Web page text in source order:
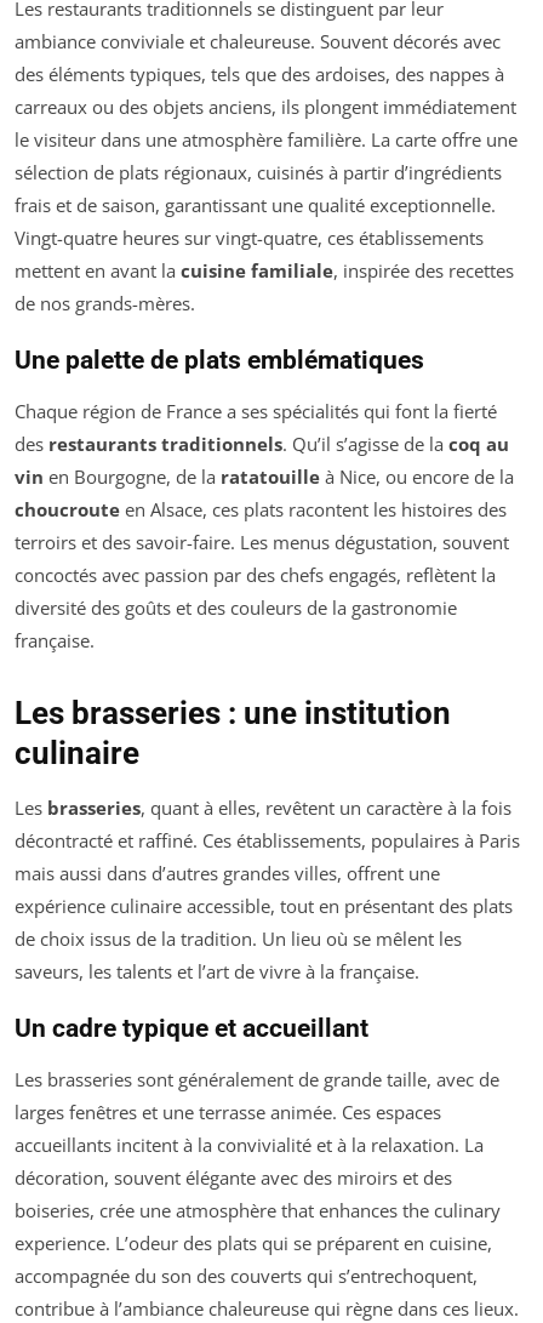
Les restaurants traditionnels se distinguent par leur
ambiance conviviale et chaleureuse. Souvent décorés avec
des éléments typiques, tels que des ardoises, des nappes à
carreaux ou des objets anciens, ils plongent immédiatement
le visiteur dans une atmosphère familière. La carte offre une
sélection de plats régionaux, cuisinés à partir d’ingrédients
frais et de saison, garantissant une qualité exceptionnelle.
Vingt-quatre heures sur vingt-quatre, ces établissements
mettent en avant la cuisine familiale, inspirée des recettes
de nos grands-mères.
Une palette de plats emblématiques
Chaque région de France a ses spécialités qui font la fierté
des restaurants traditionnels. Qu’il s’agisse de la coq au
vin en Bourgogne, de la ratatouille à Nice, ou encore de la
choucroute en Alsace, ces plats racontent les histoires des
terroirs et des savoir-faire. Les menus dégustation, souvent
concoctés avec passion par des chefs engagés, reflètent la
diversité des goûts et des couleurs de la gastronomie
française.
Les brasseries : une institution
culinaire
Les brasseries, quant à elles, revêtent un caractère à la fois
décontracté et raffiné. Ces établissements, populaires à Paris
mais aussi dans d’autres grandes villes, offrent une
expérience culinaire accessible, tout en présentant des plats
de choix issus de la tradition. Un lieu où se mêlent les
saveurs, les talents et l’art de vivre à la française.
Un cadre typique et accueillant
Les brasseries sont généralement de grande taille, avec de
larges fenêtres et une terrasse animée. Ces espaces
accueillants incitent à la convivialité et à la relaxation. La
décoration, souvent élégante avec des miroirs et des
boiseries, crée une atmosphère that enhances the culinary
experience. L’odeur des plats qui se préparent en cuisine,
accompagnée du son des couverts qui s’entrechoquent,
contribue à l’ambiance chaleureuse qui règne dans ces lieux.